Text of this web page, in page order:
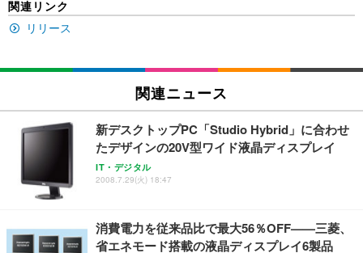
ュチェア 人間工学 疲れない ブラック
Sezlife オフィスチェア デスクチェア 疲れない テレ
ワーク チェア 強化バックレスト 30度ロッキング機
レスト 3Dヘッドレスト ハンガー付き 高反発クッシ
ョン PCチェア 通気性メッシュ ゲーミング/勉強/事
務用 おしゃれ パソコンチェア (ブラック)
￥7,680
Sezlife オフィスチェア デスクチェア 疲れない テレ
レスト 3Dヘッドレスト ハンガー付き 高反発クッシ
ョン PCチェア 通気性メッシュ ゲーミング/勉強/事
￥7,680
【純正品】27"ゲーミングモニター DualSense 充電
フック付き（CFI-ZDM1J）
￥49,979
【整備済み品】Dell E2724HS 27インチ 液晶モニタ
応 ComfortView ビジネス向け
￥15,800
x2袋(84枚) ホワイト(吸収面:ライトブルー)
ネオ・ルーライフ ネオ・オムツ L 中型犬用 26枚入
り 単品
￥1,800
Smart Basic(スマートベーシック) 【Amazon.co.jp
￥3,670
関連リンク
リリース
関連ニュース
新デスクトップPC「Studio Hybrid」に合わせ
たデザインの20V型ワイド液晶ディスプレイ
IT・デジタル
2008.7.29(火) 18:47
消費電力を従来品比で最大56％OFF——三菱、
省エネモード搭載の液晶ディスプレイ6製品